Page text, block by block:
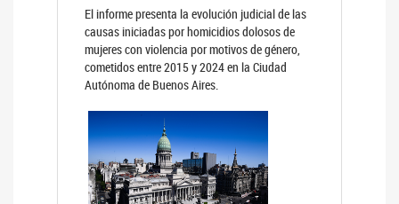
El informe presenta la evolución judicial de las
causas iniciadas por homicidios dolosos de
mujeres con violencia por motivos de género,
cometidos entre 2015 y 2024 en la Ciudad
Autónoma de Buenos Aires.